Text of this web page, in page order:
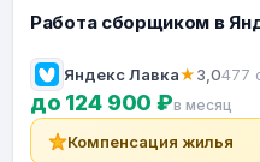
Работа сборщиком в
Яндекс Лавка★3,0477
до 124 900 ₽в месяц
Компенсация жилья